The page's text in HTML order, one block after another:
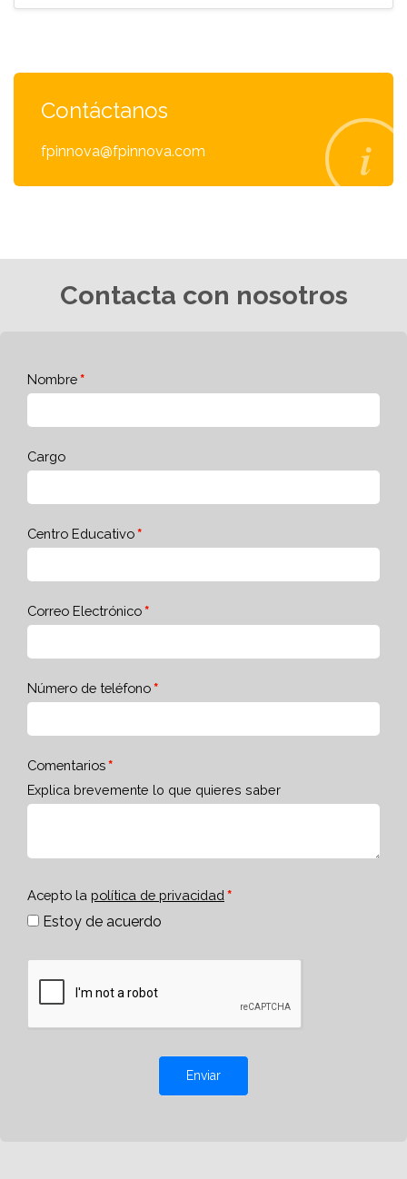
Contáctanos
fpinnova@fpinnova.com
Contacta con nosotros
Nombre
Cargo
Centro Educativo
Correo Electrónico
Número de teléfono
Comentarios
Explica brevemente lo que quieres saber
Acepto la política de privacidad
Estoy de acuerdo
Enviar